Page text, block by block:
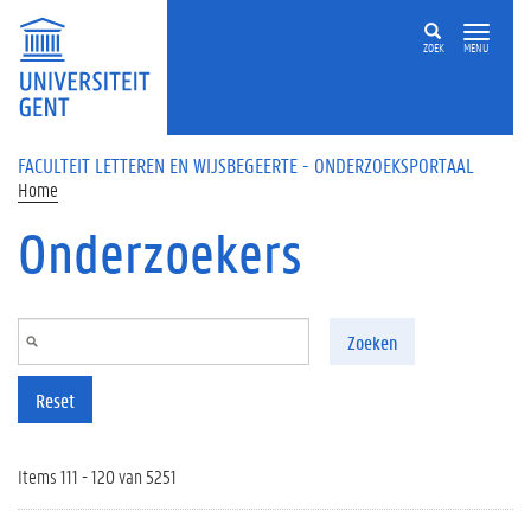
Overslaan en naar de inhoud gaan
ZOEK MENU
FACULTEIT LETTEREN EN WIJSBEGEERTE - ONDERZOEKSPORTAAL
Home
Onderzoekers
Zoeken
Reset
Items 111 - 120 van 5251